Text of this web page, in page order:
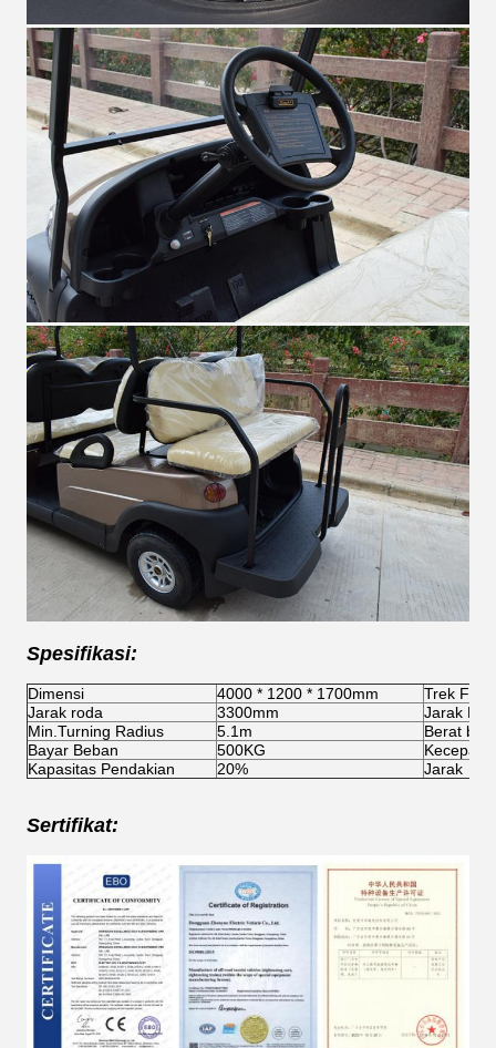
Spesifikasi:
Dimensi 4000 * 1200 * 1700mm
Trek F / R
Jarak roda
3300mm
Jarak
Min.Turning Radius
5.1m
Berat
Bayar Beban
500KG
Kapasitas Pendakian
20% Jarak
Sertifikat: